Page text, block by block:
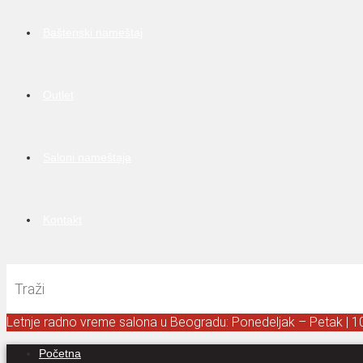
Letnje radno vreme salona u Beogradu: Ponedeljak – Petak |
Početna